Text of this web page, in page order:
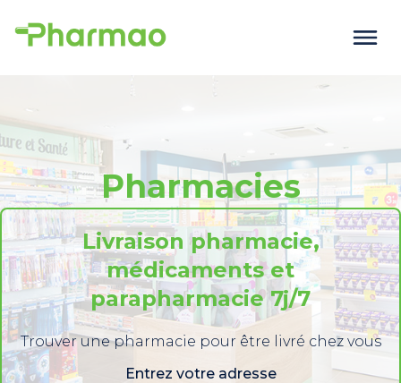
Pharmacies
Livraison pharmacie,
médicaments et
parapharmacie 7j/7
Trouver une pharmacie pour être livré chez vous
Entrez votre adresse